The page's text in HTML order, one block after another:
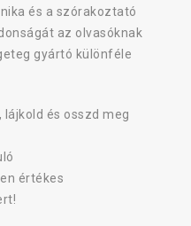
és a szórakoztató
az olvasóknak
gyártó különféle
és osszd meg
értékes